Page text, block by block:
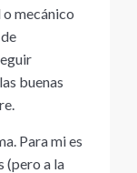
o mecánico
buenas
Para mi es
(pero a la